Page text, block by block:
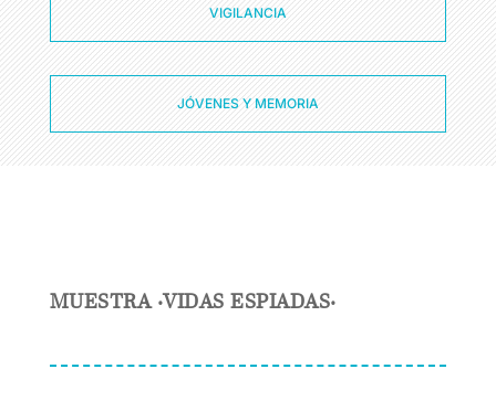
VIGILANCIA
JÓVENES Y MEMORIA
MUESTRA ·VIDAS ESPIADAS·